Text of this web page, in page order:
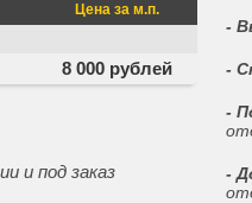
Цена за м.п.
8 000 рублей
и под заказ
-
-
-
-